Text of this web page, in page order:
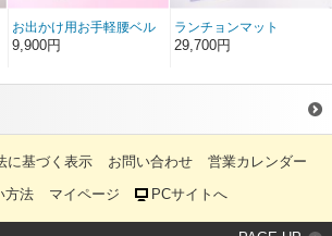
お出かけ用お手軽腰ベル
ト SWAシート付
9,900円
ランチョンマット
33×44
29,700円
に基づく表示 お問い合わせ
営業カレンダー
方法
マイページ PCサイトへ